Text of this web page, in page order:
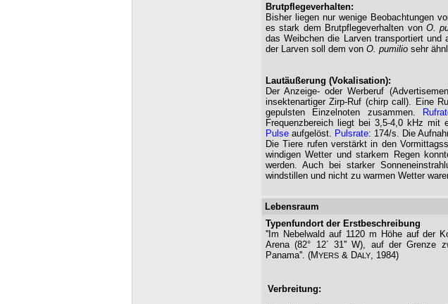
Brutpflegeverhalten:
Bisher liegen nur wenige Beobachtungen
es stark dem Brutpflegeverhalten von O.
das Weibchen die Larven transportiert
der Larven soll dem von O. pumilio sehr
Lautäußerung (Vokalisation):
Der Anzeige- oder Werberuf
insektenartiger Zirp-Ruf (chirp call). Eine
gepulsten Einzelnoten zusammen.
Frequenzbereich liegt bei 3,5-4,0 kHz mit
Pulse aufgelöst. Pulsrate: 174/s. Die
Die Tiere rufen verstärkt in den
windigen Wetter und starkem Regen
werden. Auch bei starker
windstillen und nicht zu warmen Wetter
Lebensraum
Typenfundort der Erstbeschreibung
''Im Nebelwald auf 1120 m Höhe auf der
Arena (82° 12´ 31'' W), auf der Grenze
Panama''. (MYERS & DALY , 1984)
Verbreitung: